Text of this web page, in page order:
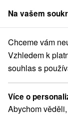
člen skupinySorger
pobyty
Rodinné
Kategorie
Na vašem
Chceme vám
Vzhledem k
souhlas s
Více o
Abychom